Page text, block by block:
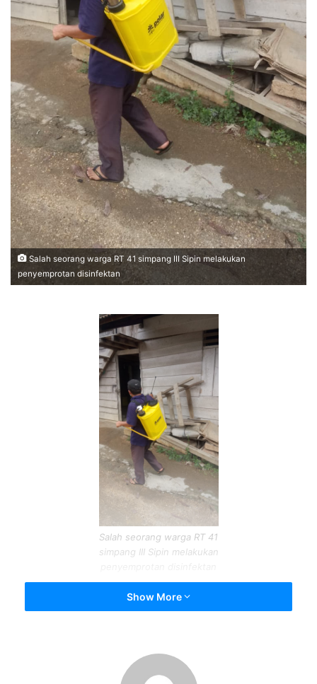
Salah seorang warga RT 41 simpang III Sipin melakukan
penyemprotan disinfektan
Salah seorang warga RT 41
simpang III Sipin melakukan
– Warga RT 41 Kelurahan Simpang III
Penyemprotan cairan disinfektan itu dilakukan warga
sebagai langkah pencegahan penyebaran Covid-19.
Show More